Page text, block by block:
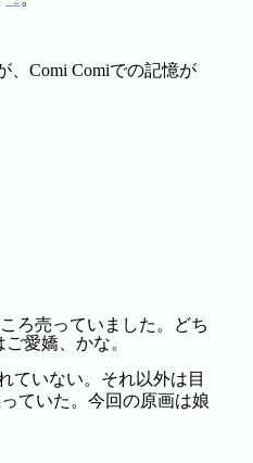
、Comi Comiでの記憶が
ろ売っていました。どち
愛嬌、かな。
ていない。それ以外は目
っていた。今回の原画は娘